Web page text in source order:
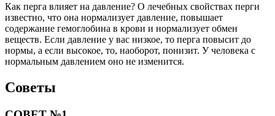
Как перга влияет на давление? О лечебных свойствах перги
известно, что она нормализует давление, повышает
содержание гемоглобина в крови и нормализует обмен
веществ. Если давление у вас низкое, то перга повысит до
нормы, а если высокое, то, наоборот, понизит. У человека с
нормальным давлением оно не изменится.
Советы